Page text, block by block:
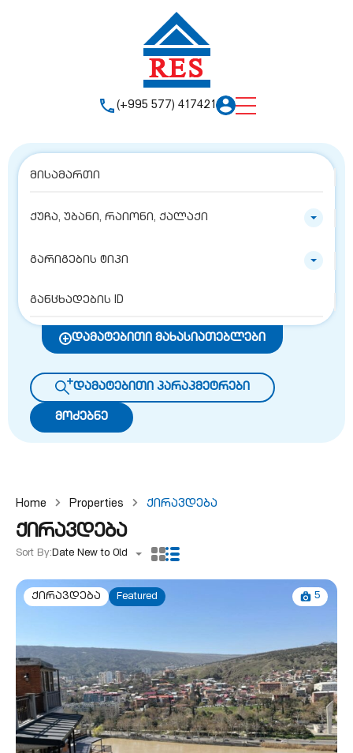
(+995 577) 417421
ქუჩა, უბანი, რაიონი, ქალაქი
გარიგების ტიპი
დამატებითი მახასიათებლები
დამატებითი პარაპმეტრები
მოძებნე
Home Properties Ქირავდება
ქირავდება
Sort By:Date New to Old
ქირავდება Featured 5